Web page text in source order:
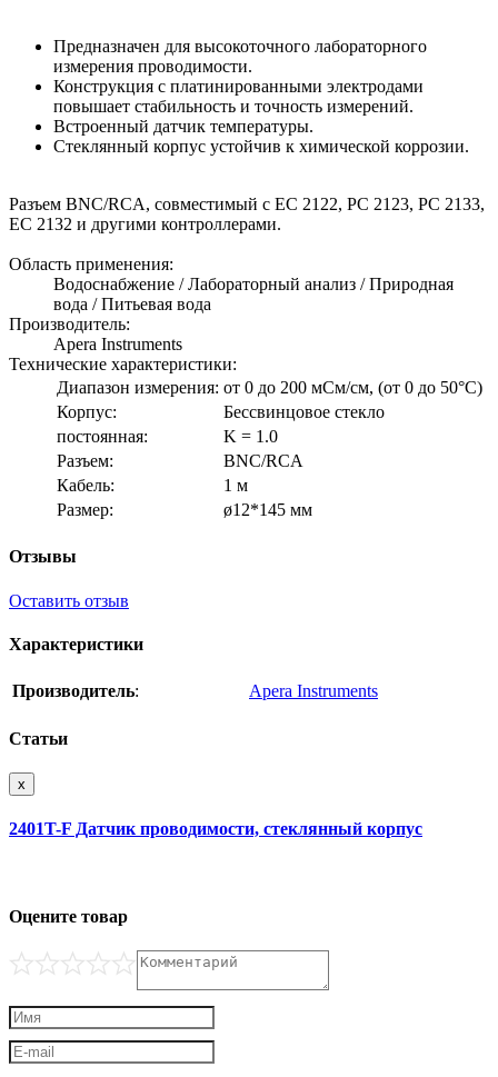
Предназначен для высокоточного лабораторного
измерения проводимости.
Конструкция с платинированными электродами
повышает стабильность и точность измерений.
Встроенный датчик температуры.
Стеклянный корпус устойчив к химической коррозии.
Разъем BNC/RCA, совместимый с EC 2122, РС 2123, РС 2133,
ЕС 2132 и другими контроллерами.
Область применения:
Водоснабжение / Лабораторный анализ / Природная
вода / Питьевая вода
Производитель:
Apera Instruments
Технические характеристики:
Диапазон измерения: от 0 до 200 мСм/см, (от 0 до 50°C)
Корпус:
Бессвинцовое стекло
постоянная:
K = 1.0
Разъем:
BNC/RCA
Кабель:
1 м
Размер:
ø12*145 мм
Отзывы
Оставить отзыв
Характеристики
Производитель: Apera Instruments
Статьи
x
2401T-F Датчик проводимости, стеклянный корпус
Оцените товар